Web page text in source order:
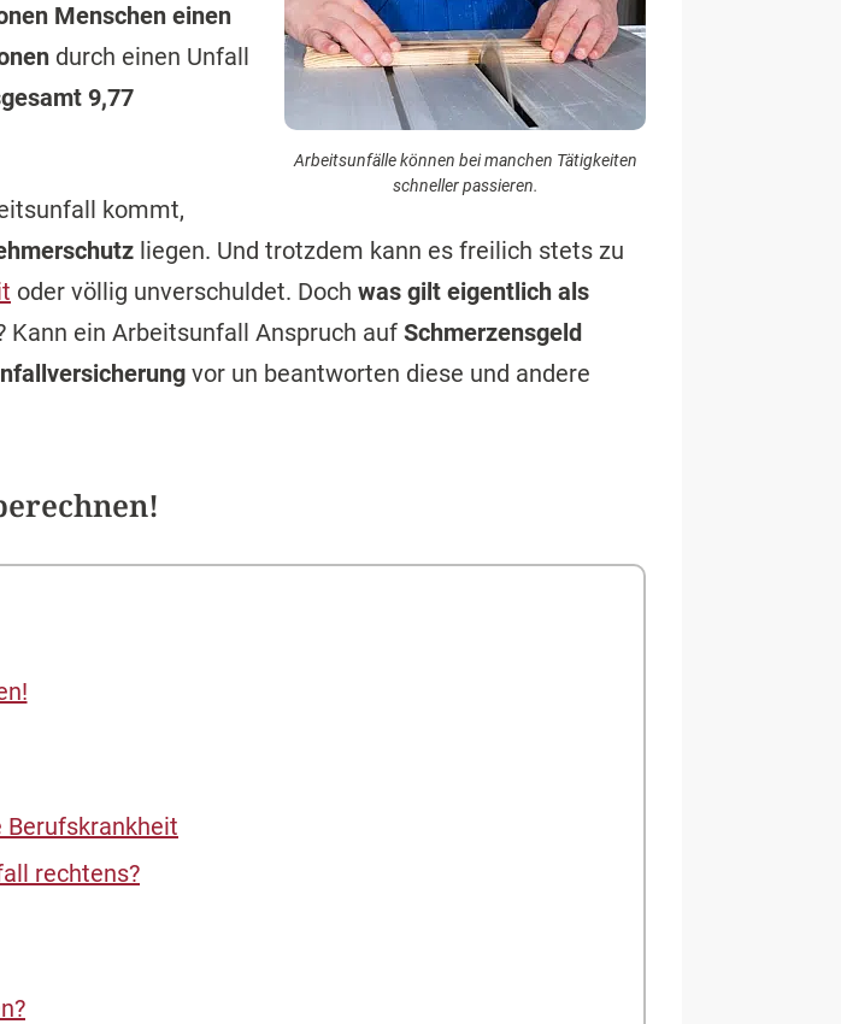
Arbeitsunfälle können bei manchen Tätigkeiten
schneller passieren.
Menschen einen
durch einen Unfall
9,77
kommt,
liegen. Und trotzdem kann es freilich stets zu
oder völlig unverschuldet. Doch was gilt eigentlich als
Kann ein Arbeitsunfall Anspruch auf Schmerzensgeld
vor un beantworten diese und andere
rechtens?